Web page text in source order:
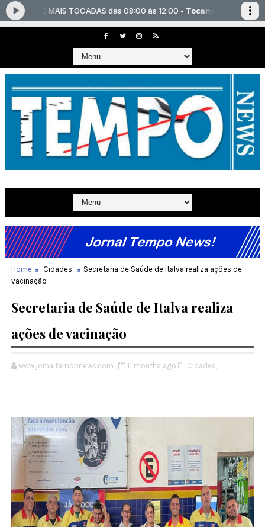
Home Cidades
Secretaria de Saúde de Italva realiza ações de
vacinação
Secretaria de Saúde de Italva realiza
ações de vacinação
www.jornaltemponews.com 11 months ago Cidades,